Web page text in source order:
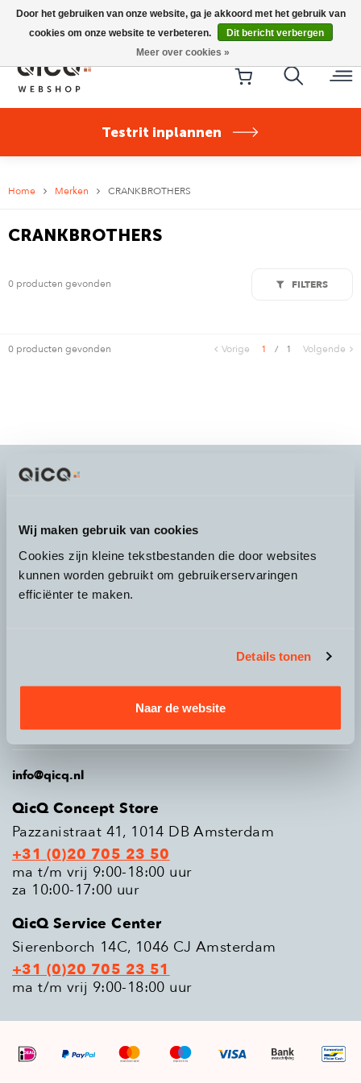
Wij maken gebruik van cookies
Cookies zijn kleine tekstbestanden die door websites
kunnen worden gebruikt om gebruikerservaringen
efficiënter te maken.
Details tonen
Naar de website
Riese & Müller Nevo5 Silent Core nu direct uit voorraad
leverbaar!
Testrit inplannen
Home Merken CRANKBROTHERS
CRANKBROTHERS
0 producten gevonden FILTERS
0 producten gevonden Vorige 1 / 1 Volgende
Over QicQ
Productgroepen
Populaire modellen
info@qicq.nl
QicQ Concept Store
Pazzanistraat 41, 1014 DB Amsterdam
+31 (0)20 705 23 50
ma t/m vrij 9:00-18:00 uur
za 10:00-17:00 uur
QicQ Service Center
Sierenborch 14C, 1046 CJ Amsterdam
+31 (0)20 705 23 51
ma t/m vrij 9:00-18:00 uur
Door het gebruiken van onze website, ga je akkoord met het gebruik van
cookies om onze website te verbeteren.
Dit bericht verbergen
Meer over cookies »